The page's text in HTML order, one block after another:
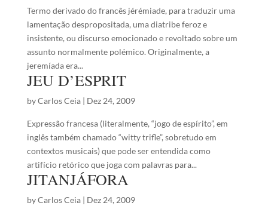
Termo derivado do francês jérémiade, para traduzir uma
lamentação despropositada, uma diatribe feroz e
insistente, ou discurso emocionado e revoltado sobre um
assunto normalmente polémico. Originalmente, a
jeremíada era...
JEU D’ESPRIT
byCarlos Ceia| Dez 24, 2009
Expressão francesa (literalmente, “jogo de espírito”, em
inglês também chamado “witty trifle”, sobretudo em
contextos musicais) que pode ser entendida como
artifício retórico que joga com palavras para...
JITANJÁFORA
byCarlos Ceia| Dez 24, 2009